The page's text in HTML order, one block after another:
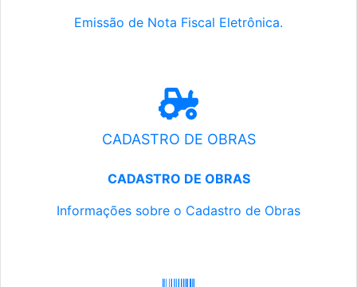
Emissão de Nota Fiscal Eletrônica.
CADASTRO DE OBRAS
CADASTRO DE OBRAS
Informações sobre o Cadastro de Obras